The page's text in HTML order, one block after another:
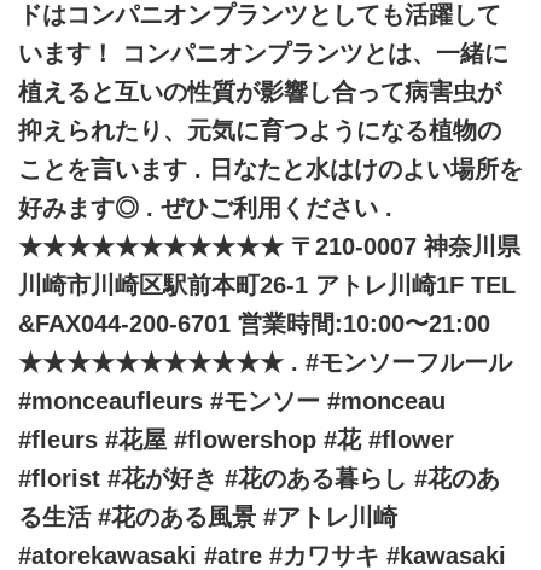
ドはコンパニオンプランツとしても活躍して
います！ コンパニオンプランツとは、一緒に
植えると互いの性質が影響し合って病害虫が
抑えられたり、元気に育つようになる植物の
ことを言います . 日なたと水はけのよい場所を
好みます◎ . ぜひご利用ください .
★★★★★★★★★★★ 〒210-0007 神奈川県
川崎市川崎区駅前本町26-1 アトレ川崎1F TEL
&FAX044-200-6701 営業時間:10:00〜21:00
★★★★★★★★★★★ . #モンソーフルール
#monceaufleurs #モンソー #monceau
#fleurs #花屋 #flowershop #花 #flower
#florist #花が好き #花のある暮らし #花のあ
る生活 #花のある風景 #アトレ川崎
#atorekawasaki #atre #カワサキ #kawasaki